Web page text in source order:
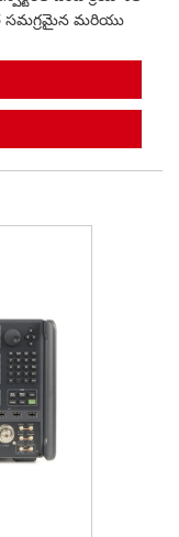
సమగ్రమైన మరియు